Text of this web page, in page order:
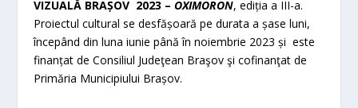
VIZUALĂ BRAȘOV 2023 –OXIMORON, ediția a III-a.
Proiectul cultural se desfășoară pe durata a șase luni,
începând din luna iunie până în noiembrie 2023 și este
finanțat de Consiliul Judeţean Braşov şi cofinanţat de
Primăria Municipiului Brașov.